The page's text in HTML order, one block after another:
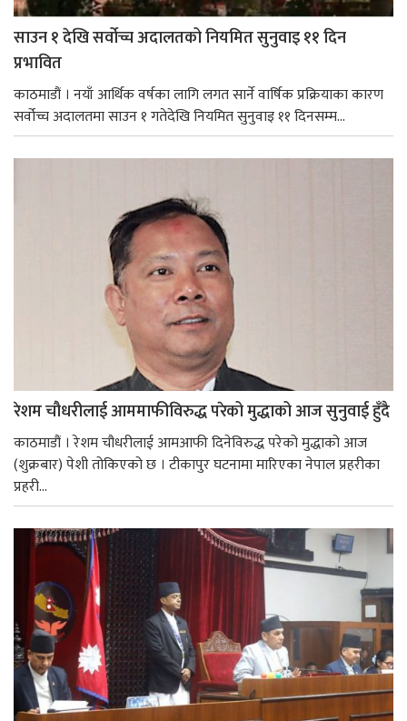
साउन १ देखि सर्वोच्च अदालतको नियमित सुनुवाइ ११ दिन
प्रभावित
काठमाडौं । नयाँ आर्थिक वर्षका लागि लगत सार्ने वार्षिक प्रक्रियाका कारण
सर्वोच्च अदालतमा साउन १ गतेदेखि नियमित सुनुवाइ ११ दिनसम्म...
रेशम चौधरीलाई आममाफीविरुद्ध परेको मुद्धाको आज सुनुवाई हुँदै
काठमाडौं । रेशम चौधरीलाई आमआफी दिनेविरुद्ध परेको मुद्धाको आज
(शुक्रबार) पेशी तोकिएको छ । टीकापुर घटनामा मारिएका नेपाल प्रहरीका
प्रहरी...